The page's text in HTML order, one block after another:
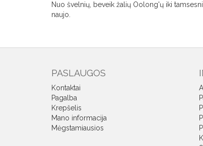
Nuo švelnių, beveik žalių Oolong'ų iki
naujo.
PASLAUGOS
Kontaktai
Pagalba
Krepšelis
Mano informacija
Mėgstamiausios